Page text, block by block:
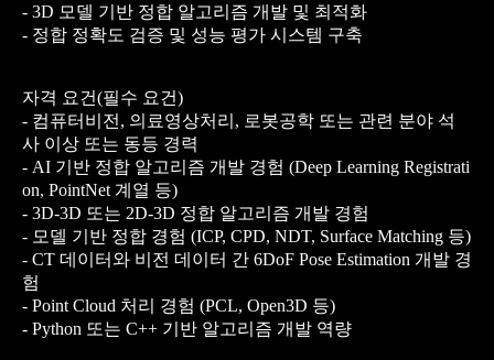
- 3D 모델 기반 정합 알고리즘 개발 및 최적화
- 정합 정확도 검증 및 성능 평가 시스템 구축
자격 요건(필수 요건)
- 컴퓨터비전, 의료영상처리, 로봇공학 또는 관련 분야 석
사 이상 또는 동등 경력
- AI 기반 정합 알고리즘 개발 경험 (Deep Learning Registrati
on, PointNet 계열 등)
- 3D-3D 또는 2D-3D 정합 알고리즘 개발 경험
- 모델 기반 정합 경험 (ICP, CPD, NDT, Surface Matching 등)
- CT 데이터와 비전 데이터 간 6DoF Pose Estimation 개발 경
험
- Point Cloud 처리 경험 (PCL, Open3D 등)
- Python 또는 C++ 기반 알고리즘 개발 역량